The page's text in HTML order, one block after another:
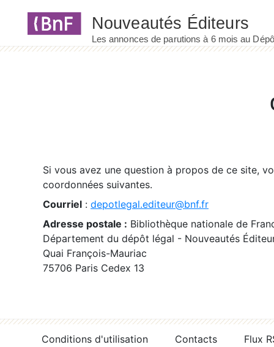
Si vous avez une question à propos de ce site,
coordonnées suivantes.
Courriel : depotlegal.editeur@bnf.fr
Adresse postale : Bibliothèque nationale de
Département du dépôt légal - Nouveautés
Quai François-Mauriac
75706 Paris Cedex 13
Conditions d'utilisation Contacts
Flux